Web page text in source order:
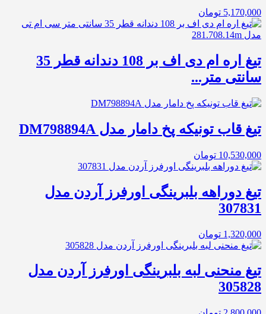
5,170,000 تومان
تیغ اره ام دی اف بر 108 دندانه قطر 35
سانتی متر...
تیغ قاب تونیکه پخ دامار مدل DM798894A
10,530,000 تومان
تیغ دوراهه بلبرینگی اورفرز آردن مدل
307831
1,320,000 تومان
تیغ منحنی لبه بلبرینگی اورفرز آردن مدل
305828